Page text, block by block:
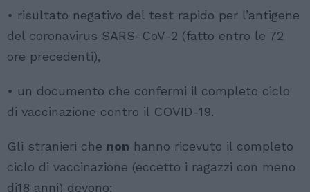
• risultato negativo del test rapido per l’antigene
del coronavirus SARS-CoV-2 (fatto entro le 72
ore precedenti),
• un documento che confermi il completo ciclo
di vaccinazione contro il COVID-19.
Gli stranieri che non hanno ricevuto il completo
ciclo di vaccinazione (eccetto i ragazzi con meno
di18 anni) devono: